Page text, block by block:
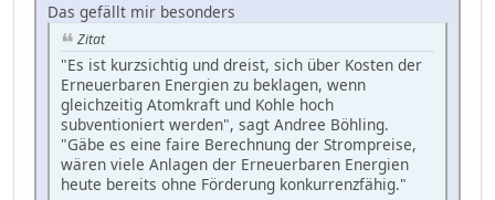
Das gefällt mir besonders
Zitat
"Es ist kurzsichtig und dreist, sich über Kosten der
Erneuerbaren Energien zu beklagen, wenn
gleichzeitig Atomkraft und Kohle hoch
subventioniert werden", sagt Andree Böhling.
"Gäbe es eine faire Berechnung der Strompreise,
wären viele Anlagen der Erneuerbaren Energien
heute bereits ohne Förderung konkurrenzfähig."